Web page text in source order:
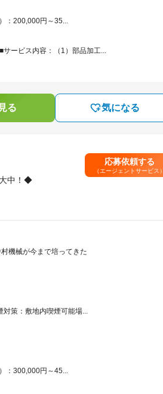
：200,000円～35...
ービス内容：（1）部品加工...
る 気になる
大中！◆
応募依頼する
（エージェントサービス）
機械が今まで培ってきた
対策：敷地内喫煙可能場...
：300,000円～45...